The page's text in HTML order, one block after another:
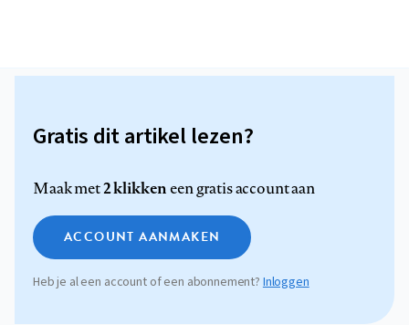
Gratis dit artikel lezen?
Maak met2 klikkeneen gratis account aan
ACCOUNT AANMAKEN
Heb je al een account of een abonnement? Inloggen